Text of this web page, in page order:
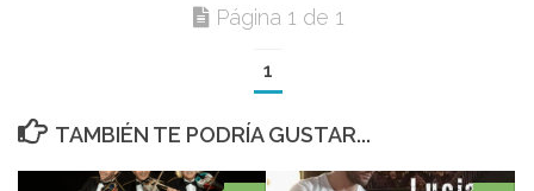
Página 1 de 1
1
TAMBIÉN TE PODRÍA GUSTAR...